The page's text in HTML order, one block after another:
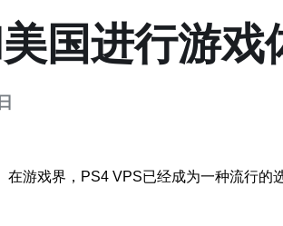
国进行游戏
游戏界，PS4 VPS已经成为一种流行的